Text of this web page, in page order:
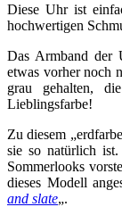
Diese Uhr ist
hochwertigen
Das Armband der
etwas vorher noch
grau gehalten,
Lieblingsfarbe!
Zu diesem
sie so natürlich
Sommerlooks
dieses Modell
and slate„.